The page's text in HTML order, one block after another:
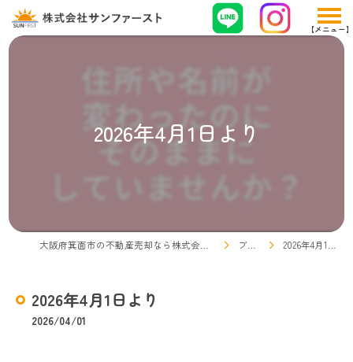
2026年4月1日より
ブログ 2026年4月1日より
2026年4月1日より
2026/04/01